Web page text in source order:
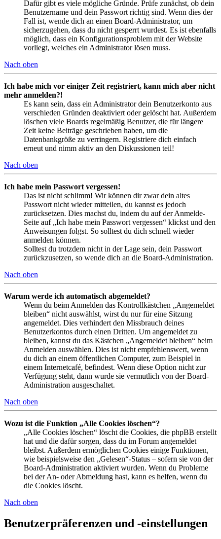
Dafür gibt es viele mögliche Gründe. Prüfe zunächst, ob dein
Benutzername und dein Passwort richtig sind. Wenn dies der
Fall ist, wende dich an einen Board-Administrator, um
sicherzugehen, dass du nicht gesperrt wurdest. Es ist ebenfalls
möglich, dass ein Konfigurationsproblem mit der Website
vorliegt, welches ein Administrator lösen muss.
Nach oben
Ich habe mich vor einiger Zeit registriert, kann mich aber nicht
mehr anmelden?!
Es kann sein, dass ein Administrator dein Benutzerkonto aus
verschieden Gründen deaktiviert oder gelöscht hat. Außerdem
löschen viele Boards regelmäßig Benutzer, die für längere
Zeit keine Beiträge geschrieben haben, um die
Datenbankgröße zu verringern. Registriere dich einfach
erneut und nimm aktiv an den Diskussionen teil!
Nach oben
Ich habe mein Passwort vergessen!
Das ist nicht schlimm! Wir können dir zwar dein altes
Passwort nicht wieder mitteilen, du kannst es jedoch
zurücksetzen. Dies machst du, indem du auf der Anmelde-
Seite auf „Ich habe mein Passwort vergessen“ klickst und den
Anweisungen folgst. So solltest du dich schnell wieder
anmelden können.
Solltest du trotzdem nicht in der Lage sein, dein Passwort
zurückzusetzen, so wende dich an die Board-Administration.
Nach oben
Warum werde ich automatisch abgemeldet?
Wenn du beim Anmelden das Kontrollkästchen „Angemeldet
bleiben“ nicht auswählst, wirst du nur für eine Sitzung
angemeldet. Dies verhindert den Missbrauch deines
Benutzerkontos durch einen Dritten. Um angemeldet zu
bleiben, kannst du das Kästchen „Angemeldet bleiben“ beim
Anmelden auswählen. Dies ist nicht empfehlenswert, wenn
du dich an einem öffentlichen Computer, zum Beispiel in
einem Internetcafé, befindest. Wenn diese Option nicht zur
Verfügung steht, dann wurde sie vermutlich von der Board-
Administration ausgeschaltet.
Nach oben
Wozu ist die Funktion „Alle Cookies löschen“?
„Alle Cookies löschen“ löscht die Cookies, die phpBB erstellt
hat und die dafür sorgen, dass du im Forum angemeldet
bleibst. Außerdem ermöglichen Cookies einige Funktionen,
wie beispielsweise den „Gelesen“-Status – sofern sie von der
Board-Administration aktiviert wurden. Wenn du Probleme
bei der An- oder Abmeldung hast, kann es helfen, wenn du
die Cookies löscht.
Nach oben
Benutzerpräferenzen und -einstellungen